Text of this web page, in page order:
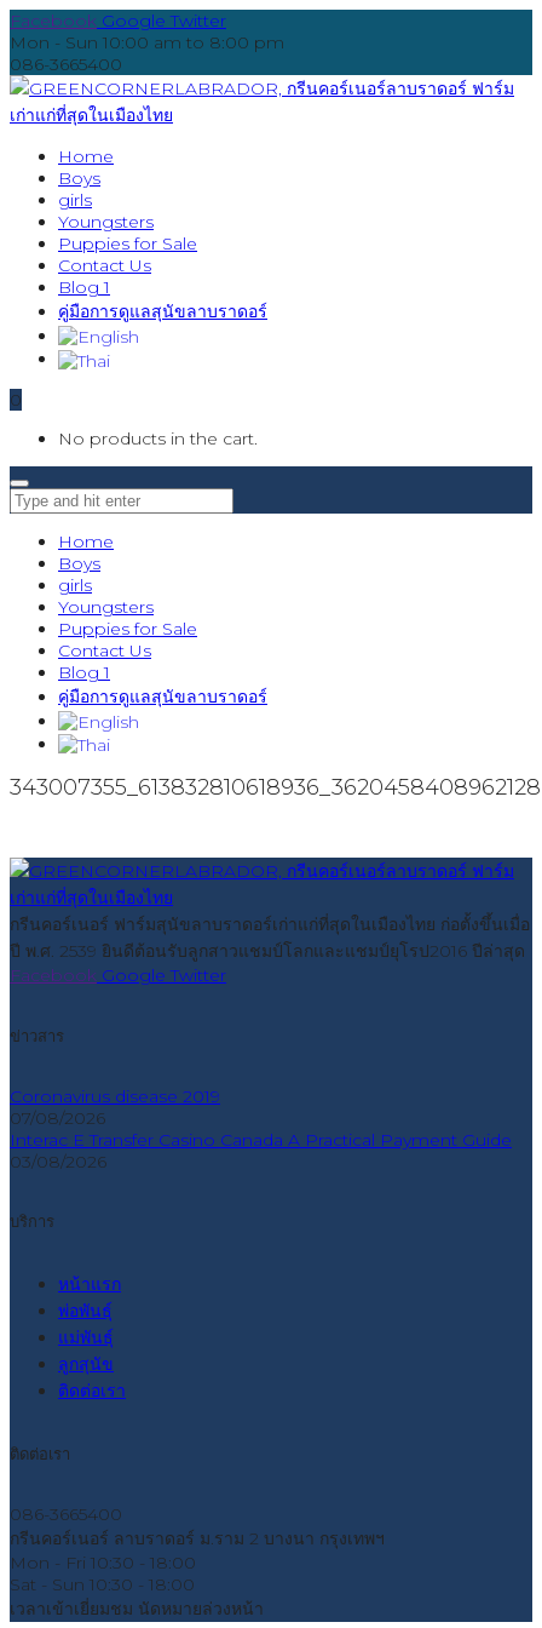
Facebook Google Twitter
Mon - Sun 10:00 am to 8:00 pm
086-3665400
Home
Boys
girls
Youngsters
Puppies for Sale
Contact Us
Blog 1
คู่มือการดูแลสุนัขลาบราดอร์
0
No products in the cart.
Home
Boys
girls
Youngsters
Puppies for Sale
Contact Us
Blog 1
คู่มือการดูแลสุนัขลาบราดอร์
กรีนคอร์เนอร์ ฟาร์มสุนัขลาบราดอร์เก่าแก่ที่สุดในเมืองไทย ก่อตั้งขึ้นเมื่อ
ปี พ.ศ. 2539 ยินดีต้อนรับลูกสาวแชมป์โลกและแชมป์ยุโรป2016 ปีล่าสุด
Facebook Google Twitter
ข่าวสาร
Coronavirus disease 2019
07/08/2026
Interac E Transfer Casino Canada A Practical Payment Guide
03/08/2026
บริการ
หน้าแรก
พ่อพันธุ์
แม่พันธุ์
ลูกสุนัข
ติดต่อเรา
ติดต่อเรา
086-3665400
กรีนคอร์เนอร์ ลาบราดอร์ ม.ราม 2 บางนา กรุงเทพฯ
Mon - Fri 10:30 - 18:00
Sat - Sun 10:30 - 18:00
เวลาเข้าเยี่ยมชม นัดหมายล่วงหน้า